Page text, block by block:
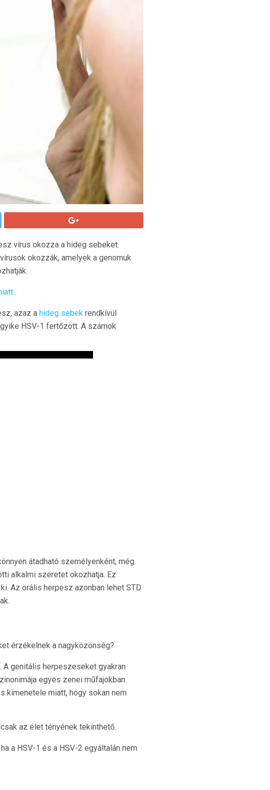
vírus okozza a hideg sebeket.
okozzák, amelyek a genomuk
.
azaz a hideg sebek rendkívül
HSV-1 fertőzött. A számok
átadható személyenként, még
alkalmi szeretet okozhatja. Ez
Az orális herpesz azonban lehet STD
érzékelnek a nagyközönség?
A genitális herpeszeseket gyakran
egyes zenei műfajokban.
kimenetele miatt, hogy sokan nem
az élet tényének tekinthető.
a HSV-1 és a HSV-2 egyáltalán nem